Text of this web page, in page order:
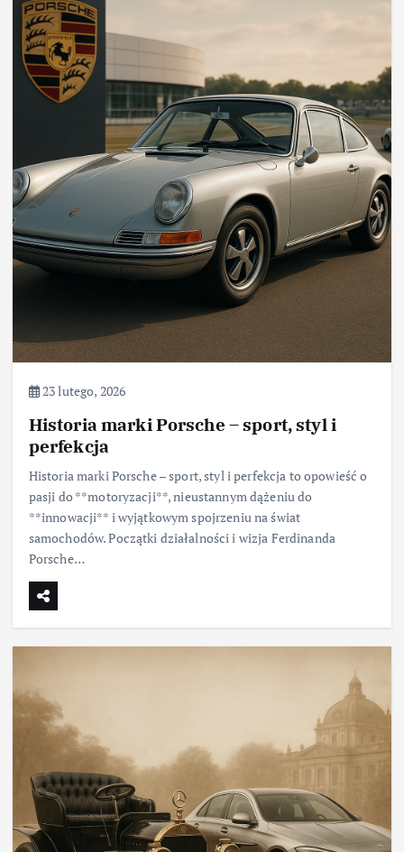
23 lutego, 2026
Historia marki Porsche – sport, styl i
perfekcja
Historia marki Porsche – sport, styl i perfekcja to opowieść o
pasji do **motoryzacji**, nieustannym dążeniu do
**innowacji** i wyjątkowym spojrzeniu na świat
samochodów. Początki działalności i wizja Ferdinanda
Porsche…